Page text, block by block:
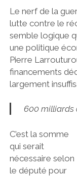
Le nerf de la
lutte contre le
semble logique
une politique
Pierre
financements
largement
600 milliards
C’est la somme
qui serait
nécessaire selon
le député pour